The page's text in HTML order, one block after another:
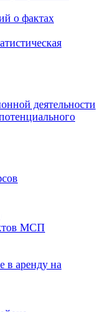
о фактах
деятельности
МСП
в аренду на